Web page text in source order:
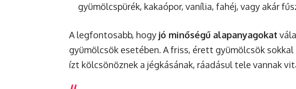
gyümölcspürék, kakaópor, vanília, fahéj, vagy akár
A legfontosabb, hogy jó minőségű alapanyagokat
gyümölcsök esetében. A friss, érett gyümölcsök
ízt kölcsönöznek a jégkásának, ráadásul tele vannak